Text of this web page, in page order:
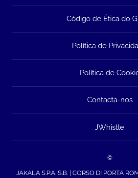
Código de Ética do
Política de
Política de
Contacta-nos
JWhistle
©
JAKALA S.P.A. S.B. | CORSO DI PORTA